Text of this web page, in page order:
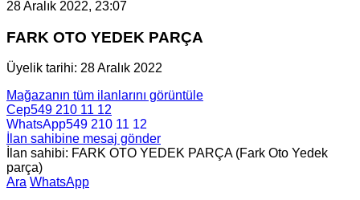
28 Aralık 2022, 23:07
FARK OTO YEDEK PARÇA
Üyelik tarihi: 28 Aralık 2022
Mağazanın tüm ilanlarını görüntüle
Cep549 210 11 12
WhatsApp549 210 11 12
İlan sahibine mesaj gönder
İlan sahibi: FARK OTO YEDEK PARÇA (Fark Oto Yedek
parça)
Ara WhatsApp